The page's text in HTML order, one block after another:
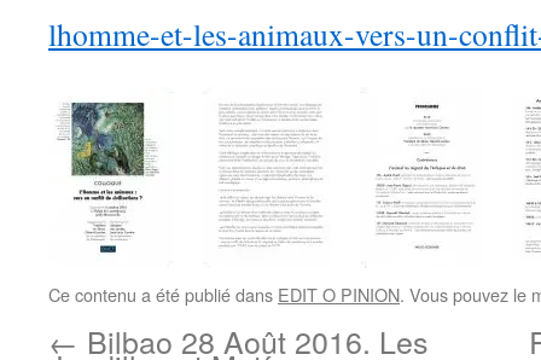
lhomme-et-les-animaux-vers-un-
Ce contenu a été publié dans EDIT O PINION. Vous pouvez le
← Bilbao 28 Août 2016. Les